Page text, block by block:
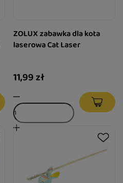
ZOLUX zabawka dla kota
laserowa Cat Laser
11,99 zł